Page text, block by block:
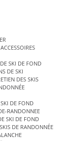
SKI DE FOND
DE SKI
DES SKIS
DE FOND
RANDONNEE
SKI DE FOND
DE RANDONNÉE